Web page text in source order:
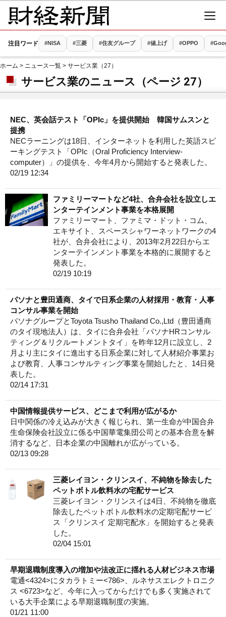
注目ワード #NISA #三菱 #住友グループ #値上げ #OPPO
ホーム > ニュース一覧 > サービス業（27）
サービス業のニュース（ページ 27）
NEC、英会話テスト「OPIc」を提供開始 韓国サムスンと
提携
NECラーニングは18日、インターネットを利用した英語スピ
ーキングテスト「OPIc（Oral Proficiency Interview-
computer）」の提供を、今年4月から開始すると発表した。
02/19 12:34
ファミリーマートなど4社、合弁会社を設立しエ
ンターテインメント事業を本格展開
ファミリーマート、ファミマ・ドット・コム、
エキサイト、スペースシャワーネットワークの4
社が、合弁会社により、2013年2月22日からエ
ンターテインメント事業を本格的に展開すると
発表した。
02/19 10:19
パソナと豊田通商、タイで日系企業の人材採用・教育・人事
コンサル事業を開始
パソナグループとToyota Tsusho Thailand Co.,Ltd（豊田通商
のタイ現地法人）は、タイに合弁会社「パソナHRコンサル
ティング＆リクルートメントタイ」を昨年12月に設立し、2
月より主にタイに進出する日系企業に対して人材紹介事業お
よび教育、人事コンサルティング事業を開始したと、14日発
表した。
02/14 17:31
中国情報提供サービス、どこまで利用が広がるか
日中関係の冷え込みが大きく報じられ、第一生命が中国合弁
生命保険会社設立に係る中国華電集団公司との基本合意を解
消するなど、日本企業の中国離れが広がっている。
02/13 09:28
三菱レイヨン・クリンスイ、不純物を除去した
ペットボトル飲料水の宅配サービス
三菱レイヨン・クリンスイは4日、不純物を徹底
除去したペットボトル飲料水の定期宅配サービ
ス「クリンスイ 定期宅配水」を開始すると発表
した。
02/04 15:01
早期退職制度導入の増加や法改正に揺れる人材ビジネス市場
電通<4324>にタカラトミー<786>、ルネサスエレクトロニク
ス <6723>など、今年に入ってからだけでも多く実施されて
いる大手企業による早期退職制度の実施。
01/21 11:00